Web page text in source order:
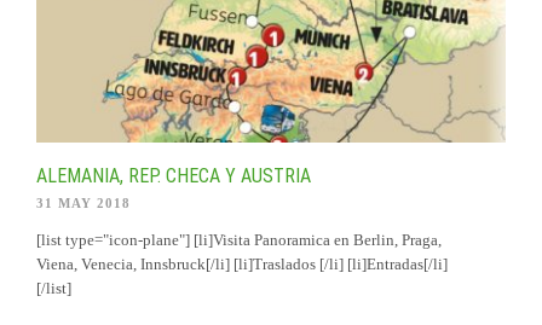
ALEMANIA, REP. CHECA Y AUSTRIA
31 MAY 2018
[list type="icon-plane"] [li]Visita Panoramica en Berlin, Praga,
Viena, Venecia, Innsbruck[/li] [li]Traslados [/li] [li]Entradas[/li]
[/list]